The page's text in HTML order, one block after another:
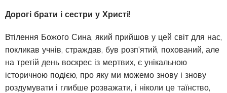
Дорогі брати і сестри у Христі!
Втілення Божого Сина, який прийшов у цей світ для нас,
покликав учнів, страждав, був розп'ятий, похований, але
на третій день воскрес із мертвих, є унікальною
історичною подією, про яку ми можемо знову і знову
роздумувати і глибше розважати, і ніколи це таїнство,